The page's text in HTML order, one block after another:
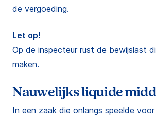
de vergoeding.
Let op!
Op de inspecteur rust de bewijslast
maken.
Nauwelijks liquide
In een zaak die onlangs speelde